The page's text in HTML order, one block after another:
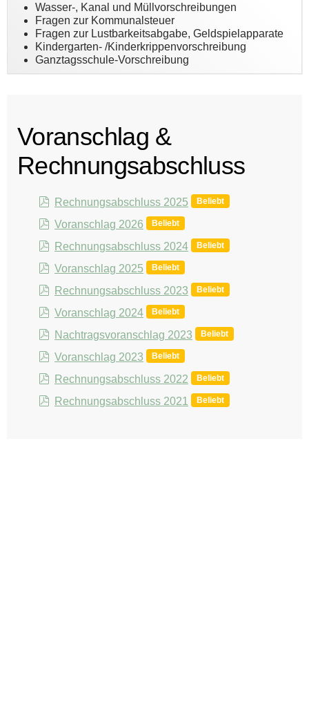
Wasser-, Kanal und Müllvorschreibungen
Fragen zur Kommunalsteuer
Fragen zur Lustbarkeitsabgabe, Geldspielapparate
Kindergarten- /Kinderkrippenvorschreibung
Ganztagsschule-Vorschreibung
Voranschlag &
Rechnungsabschluss
pdf
Rechnungsabschluss 2025 Beliebt
pdf
Voranschlag 2026 Beliebt
pdf
Rechnungsabschluss 2024 Beliebt
pdf
Voranschlag 2025 Beliebt
pdf
Rechnungsabschluss 2023 Beliebt
pdf
Voranschlag 2024 Beliebt
pdf
Nachtragsvoranschlag 2023 Beliebt
pdf
Voranschlag 2023 Beliebt
pdf
Rechnungsabschluss 2022 Beliebt
pdf
Rechnungsabschluss 2021 Beliebt